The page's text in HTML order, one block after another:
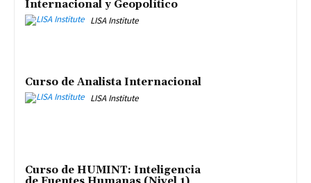
Internacional y Geopolítico
LISA Institute
Curso de Analista Internacional
LISA Institute
Curso de HUMINT: Inteligencia